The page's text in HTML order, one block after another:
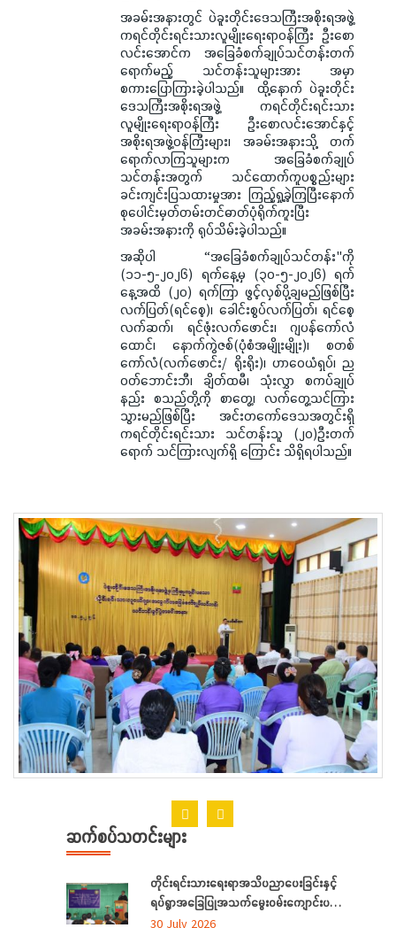
အခမ်းအနားတွင် ပဲခူးတိုင်းဒေသကြီးအစိုးရအဖွဲ့
ကရင်တိုင်းရင်းသား‌လူမျိုးရေးရာဝန်ကြီး ဦး‌စော
လင်းအောင်က အခြေခံစက်ချုပ်သင်တန်းတက်
ရောက်မည့် သင်တန်းသူများအား အမှာ
စကားပြောကြားခဲ့ပါသည်။ ထို့နောက် ပဲခူးတိုင်း
ဒေသကြီးအစိုးရအဖွဲ့ ကရင်တိုင်းရင်းသား
လူမျိုးရေးရာဝန်ကြီး ဦးစောလင်းအောင်နှင့်
အစိုးရအဖွဲ့ဝန်ကြီးများ၊ အခမ်းအနားသို့ တက်
ရောက်လာကြသူများက အခြေခံစက်ချုပ်
သင်တန်းအတွက် သင်ထောက်ကူပစ္စည်းများ
ခင်းကျင်းပြသထားမှုအား ကြည့်ရှု့ခဲ့ကြပြီးနောက်
စုပေါင်းမှတ်တမ်းတင်ဓာတ်ပုံရိုက်ကူးပြီး
အခမ်းအနားကို ရုပ်သိမ်းခဲ့ပါသည်။
အဆိုပါ “အခြေခံစက်ချုပ်သင်တန်း"ကို
(၁၁-၅-၂၀၂၆) ရက်နေ့မှ (၃၀-၅-၂၀၂၆) ရက်
နေ့အထိ (၂၀) ရက်ကြာ ဖွင့်လှစ်ပို့ချမည်ဖြစ်ပြီး
လက်ပြတ်(ရင်စေ့)၊ ခေါင်းစွပ်လက်ပြတ်၊ ရင်စေ့
လက်ဆက်၊ ရင်ဖုံးလက်ဖောင်း၊ ဂျပန်ကော်လံ
ထောင်၊ နောက်ကွဲဇစ်(ပုံစံအမျိုးမျိုး)၊ စတစ်
ကော်လံ(လက်ဖောင်း/ ရိုးရိုး)၊ ဟာဝေယံရှပ်၊ ည
ဝတ်ဘောင်းဘီ၊ ချိတ်ထမီ၊ သုံးလွှာ စကပ်ချုပ်
နည်း စသည်တို့ကို စာတွေ့၊ လက်တွေ့သင်ကြား
သွားမည်ဖြစ်ပြီး အင်းတကော်ဒေသအတွင်းရှိ
ကရင်တိုင်းရင်းသား သင်တန်းသူ (၂၀)ဦးတက်
ရောက် သင်ကြားလျက်ရှိ ကြောင်း သိရှိရပါသည်။
ဆက်စပ်သတင်းများ
တိုင်းရင်းသားရေးရာအသိပညာပေးခြင်းနှင့်
ရပ်ရွာအခြေပြုအသက်မွေးဝမ်းကျောင်းပညာ
လိုအပ်ချက်တို့ကို ဆန်းစစ်စီမံခြင်းအစီအစဉ်
30 July 2026